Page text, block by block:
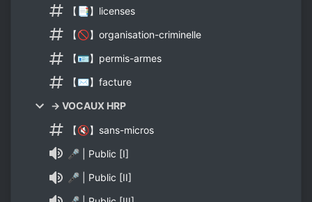
【📑】licenses
【🚫】organisation-criminelle
【🪪】permis-armes
【✉】facture
→ VOCAUX HRP
【🔇】sans-micros
🎤 | Public [I]
🎤 | Public [II]